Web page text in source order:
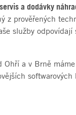
a dodávky
z prověřených
služby odpovídají
Ohří a v Brně